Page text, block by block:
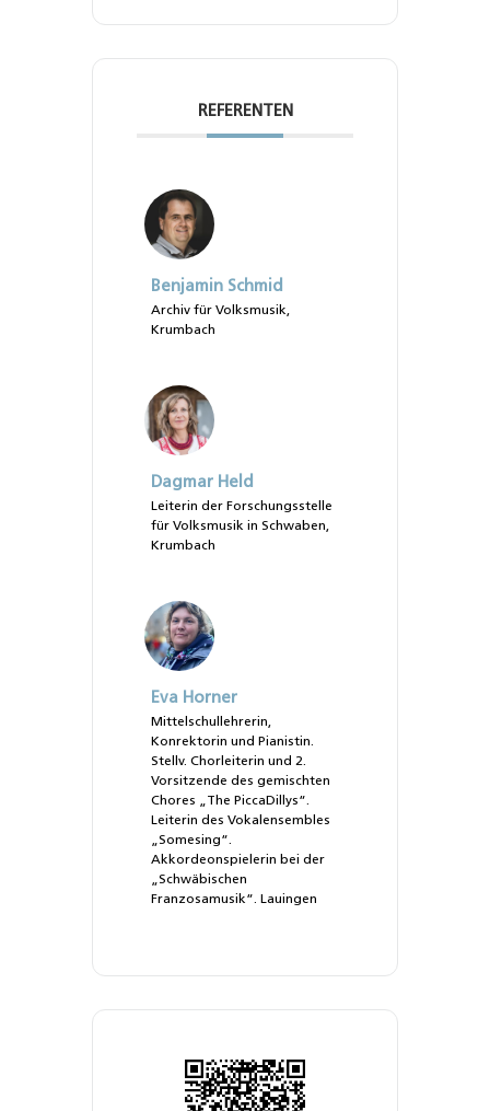
REFERENTEN
Benjamin Schmid
Archiv für Volksmusik,
Krumbach
Dagmar Held
Leiterin der Forschungsstelle
für Volksmusik in Schwaben,
Krumbach
Eva Horner
Mittelschullehrerin,
Konrektorin und Pianistin.
Stellv. Chorleiterin und 2.
Vorsitzende des gemischten
Chores „The PiccaDillys“.
Leiterin des Vokalensembles
„Somesing“.
Akkordeonspielerin bei der
„Schwäbischen
Franzosamusik“. Lauingen